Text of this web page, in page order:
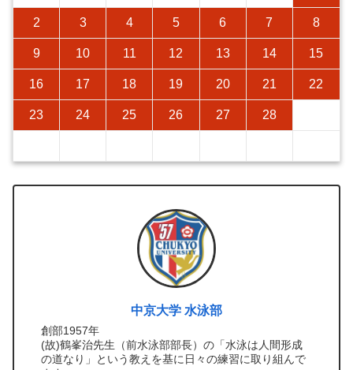
2 3 4 5 6 7 8
9 10 11 12 13 14 15
16 17 18 19 20 21 22
23 24 25 26 27 28
中京大学 水泳部
創部1957年
(故)鶴峯治先生（前水泳部部長）の「水泳は人間形成
の道なり」という教えを基に日々の練習に取り組んで